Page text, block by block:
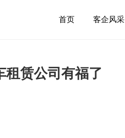
首页 客企风采
租赁公司有福了